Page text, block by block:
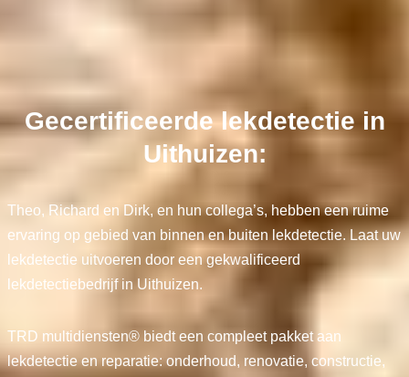
Gecertificeerde lekdetectie in
Uithuizen:
Theo, Richard en Dirk, en hun collega’s, hebben een ruime
ervaring op gebied van binnen en buiten lekdetectie. Laat uw
lekdetectie uitvoeren door een gekwalificeerd
lekdetectiebedrijf in Uithuizen.
TRD multidiensten® biedt een compleet pakket aan
lekdetectie en reparatie: onderhoud, renovatie, constructie,